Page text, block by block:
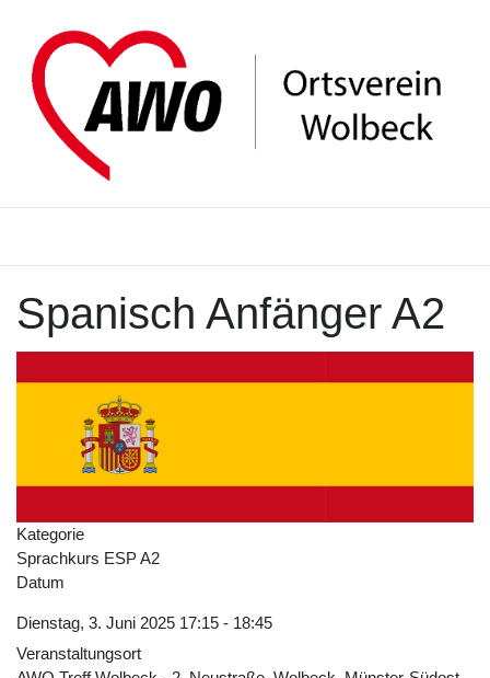
Spanisch Anfänger A2
Kategorie
Sprachkurs ESP A2
Datum
Dienstag, 3. Juni 2025 17:15 - 18:45
Veranstaltungsort